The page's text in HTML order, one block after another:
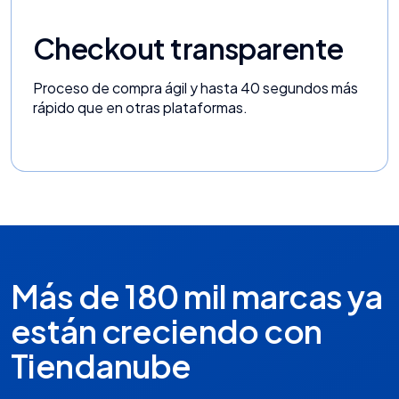
Checkout transparente
Proceso de compra ágil y hasta 40 segundos más
rápido que en otras plataformas.
Más de 180 mil marcas ya
están creciendo con
Tiendanube